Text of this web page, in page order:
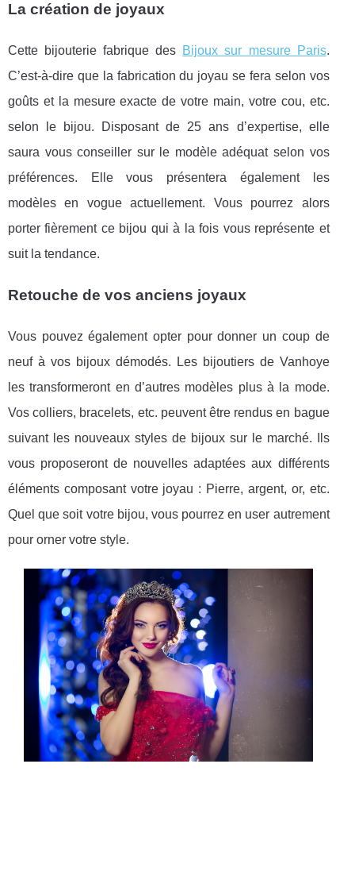
La création de joyaux
Cette bijouterie fabrique des Bijoux sur mesure Paris.
C’est-à-dire que la fabrication du joyau se fera selon vos
goûts et la mesure exacte de votre main, votre cou, etc.
selon le bijou. Disposant de 25 ans d’expertise, elle
saura vous conseiller sur le modèle adéquat selon vos
préférences. Elle vous présentera également les
modèles en vogue actuellement. Vous pourrez alors
porter fièrement ce bijou qui à la fois vous représente et
suit la tendance.
Retouche de vos anciens joyaux
Vous pouvez également opter pour donner un coup de
neuf à vos bijoux démodés. Les bijoutiers de Vanhoye
les transformeront en d’autres modèles plus à la mode.
Vos colliers, bracelets, etc. peuvent être rendus en bague
suivant les nouveaux styles de bijoux sur le marché. Ils
vous proposeront de nouvelles adaptées aux différents
éléments composant votre joyau : Pierre, argent, or, etc.
Quel que soit votre bijou, vous pourrez en user autrement
pour orner votre style.